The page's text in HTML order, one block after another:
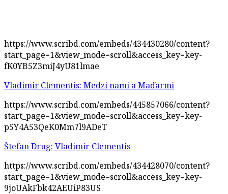
https://www.scribd.com/embeds/434430280/content?
start_page=1&view_mode=scroll&access_key=key-
fK0YB5Z3miJ4yU81lmae
Vladimir Clementis: Medzi nami a Maďarmi
https://www.scribd.com/embeds/445857066/content?
start_page=1&view_mode=scroll&access_key=key-
p5Y4A53QeK0Mm7l9ADeT
Štefan Drug: Vladimír Clementis
https://www.scribd.com/embeds/434428070/content?
start_page=1&view_mode=scroll&access_key=key-
9joUAkFbk42AEUiP83US